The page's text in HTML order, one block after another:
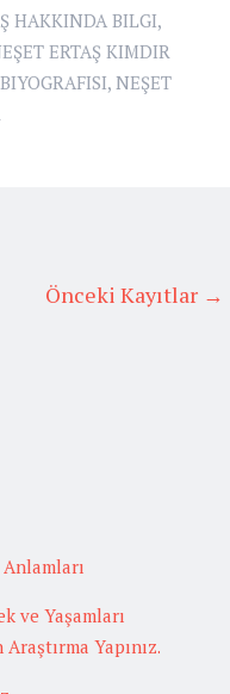
HAKKINDA BILGI,
ERTAŞ KIMDIR
, NEŞET
Önceki Kayıtlar →
ve Yaşamları
Yapınız.